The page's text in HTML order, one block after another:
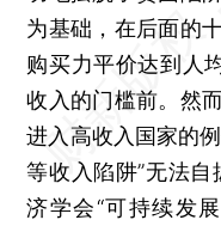
为基础，在后面的
购买力平价达到人
收入的门槛前。然
进入高收入国家的
等收入陷阱”无法
济学会“可持续发